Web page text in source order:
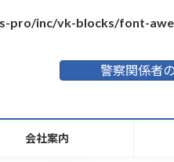
pro/inc/vk-blocks/font-
警察関係者
会社案内